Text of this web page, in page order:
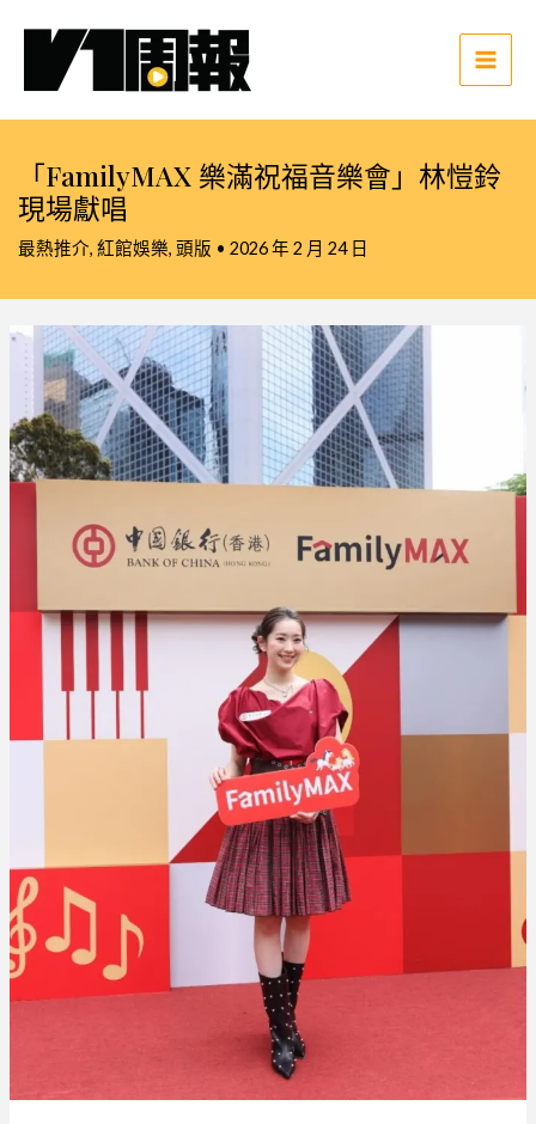
Main
「FamilyMAX 樂滿祝福音樂會」林愷鈴
現場獻唱
最熱推介, 紅館娛樂, 頭版 • 2026 年 2 月 24 日